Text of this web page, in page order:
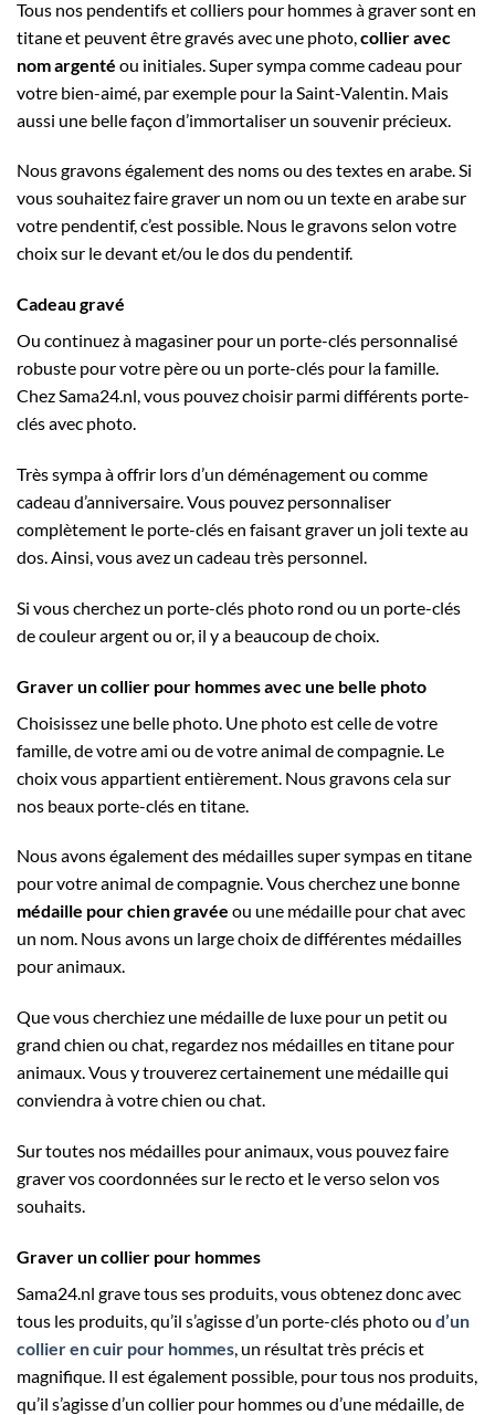
Tous nos pendentifs et colliers pour hommes à graver sont en
titane et peuvent être gravés avec une photo, collier avec
nom argenté ou initiales. Super sympa comme cadeau pour
votre bien-aimé, par exemple pour la Saint-Valentin. Mais
aussi une belle façon d’immortaliser un souvenir précieux.
Nous gravons également des noms ou des textes en arabe. Si
vous souhaitez faire graver un nom ou un texte en arabe sur
votre pendentif, c’est possible. Nous le gravons selon votre
choix sur le devant et/ou le dos du pendentif.
Cadeau gravé
Ou continuez à magasiner pour un porte-clés personnalisé
robuste pour votre père ou un porte-clés pour la famille.
Chez Sama24.nl, vous pouvez choisir parmi différents porte-
clés avec photo.
Très sympa à offrir lors d’un déménagement ou comme
cadeau d’anniversaire. Vous pouvez personnaliser
complètement le porte-clés en faisant graver un joli texte au
dos. Ainsi, vous avez un cadeau très personnel.
Si vous cherchez un porte-clés photo rond ou un porte-clés
de couleur argent ou or, il y a beaucoup de choix.
Graver un collier pour hommes avec une belle photo
Choisissez une belle photo. Une photo est celle de votre
famille, de votre ami ou de votre animal de compagnie. Le
choix vous appartient entièrement. Nous gravons cela sur
nos beaux porte-clés en titane.
Nous avons également des médailles super sympas en titane
pour votre animal de compagnie. Vous cherchez une bonne
médaille pour chiengravée ou une médaille pour chat avec
un nom. Nous avons un large choix de différentes médailles
pour animaux.
Que vous cherchiez une médaille de luxe pour un petit ou
grand chien ou chat, regardez nos médailles en titane pour
animaux. Vous y trouverez certainement une médaille qui
conviendra à votre chien ou chat.
Sur toutes nos médailles pour animaux, vous pouvez faire
graver vos coordonnées sur le recto et le verso selon vos
souhaits.
Graver un collier pour hommes
Sama24.nl grave tous ses produits, vous obtenez donc avec
tous les produits, qu’il s’agisse d’un porte-clés photo ou d’un
collier en cuir pour hommes, un résultat très précis et
magnifique. Il est également possible, pour tous nos produits,
qu’il s’agisse d’un collier pour hommes ou d’une médaille, de